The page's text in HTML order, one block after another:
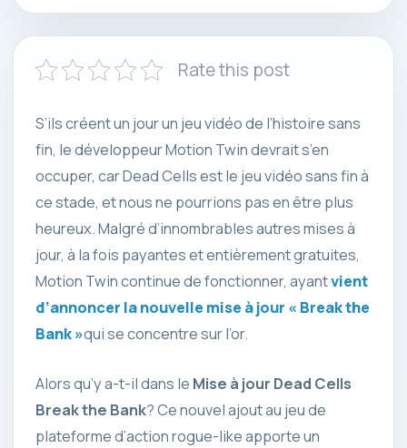
Rate this post
S’ils créent un jour un jeu vidéo de l’histoire sans
fin, le développeur Motion Twin devrait s’en
occuper, car Dead Cells est le jeu vidéo sans fin à
ce stade, et nous ne pourrions pas en être plus
heureux. Malgré d’innombrables autres mises à
jour, à la fois payantes et entièrement gratuites,
Motion Twin continue de fonctionner, ayantvient
d’annoncer la nouvelle mise à jour « Break the
Bank »qui se concentre sur l’or.
Alors qu’y a-t-il dans le Mise à jour Dead Cells
Break the Bank? Ce nouvel ajout au jeu de
plateforme d’action rogue-like apporte un